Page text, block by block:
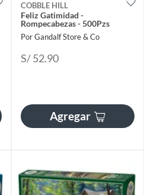
COBBLE HILL
Feliz Gatimidad -
Rompecabezas - 500Pzs
Por Gandalf Store & Co
S/ 52.90
Agregar